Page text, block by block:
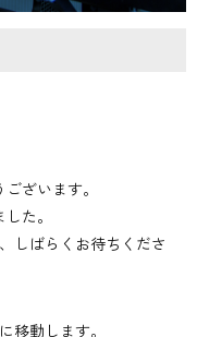
ざいます。
た。
しばらくお待ちくださ
移動します。